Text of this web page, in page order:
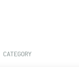
CATEGORY